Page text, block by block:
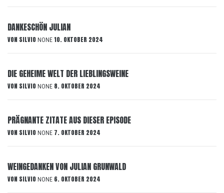
DANKESCHÖN JULIAN
VON SILVIO NONE 10. OKTOBER 2024
DIE GEHEIME WELT DER LIEBLINGSWEINE
VON SILVIO NONE 8. OKTOBER 2024
PRÄGNANTE ZITATE AUS DIESER EPISODE
VON SILVIO NONE 7. OKTOBER 2024
WEINGEDANKEN VON JULIAN GRUNWALD
VON SILVIO NONE 6. OKTOBER 2024